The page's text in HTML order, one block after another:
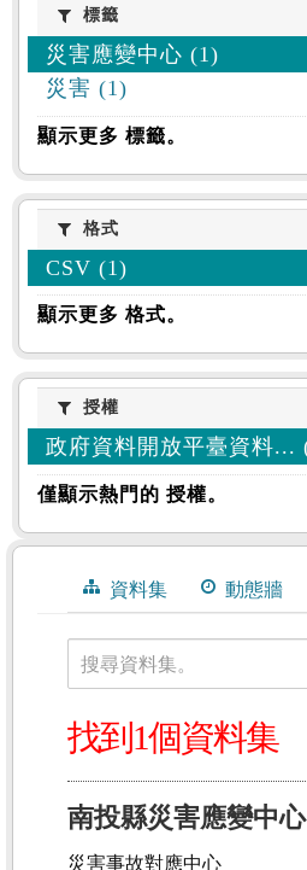
標籤標籤
災害應變中心 (1)
災害 (1)
顯示更多 標籤。
格式格式
CSV (1)
顯示更多 格式。
授權授權
政府資料開放平臺資料...
僅顯示熱門的 授權。
資料集 動態牆
搜尋資料集。
找到1個資料集
南投縣災害應變中心
災害事故對應中心